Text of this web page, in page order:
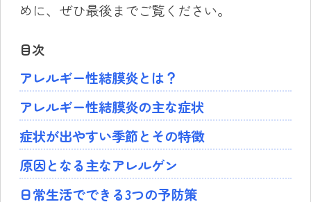
めに、ぜひ最後までご覧ください。
目次
アレルギー性結膜炎とは？
アレルギー性結膜炎の主な症状
症状が出やすい季節とその特徴
原因となる主なアレルゲン
日常生活でできる3つの予防策